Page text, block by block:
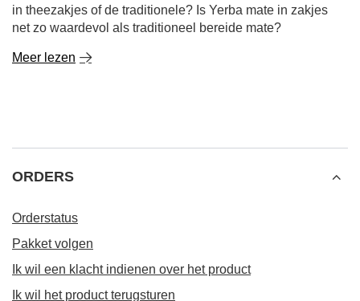
in theezakjes of de traditionele? Is Yerba mate in zakjes
net zo waardevol als traditioneel bereide mate?
Meer lezen
ORDERS
Orderstatus
Pakket volgen
Ik wil een klacht indienen over het product
Ik wil het product terugsturen